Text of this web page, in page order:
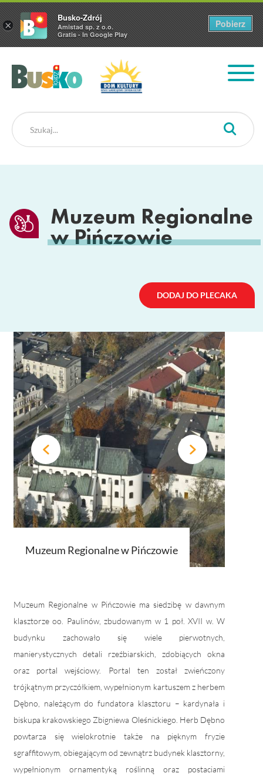
Busko Zdrój
Muzeum Regionalne
w Pińczowie
DODAJ DO PLECAKA
Muzeum Regionalne w Pińczowie
Muzeum Regionalne w Pińczowie ma siedzibę w dawnym
klasztorze oo. Paulinów, zbudowanym w 1 poł. XVII w. W
budynku zachowało się wiele pierwotnych,
manierystycznych detali rzeźbiarskich, zdobiących okna
oraz portal wejściowy. Portal ten został zwieńczony
trójkątnym przyczółkiem, wypełnionym kartuszem z herbem
Dębno, należącym do fundatora klasztoru – kardynała i
biskupa krakowskiego Zbigniewa Oleśnickiego. Herb Dębno
powtarza się wielokrotnie także na pięknym fryzie
sgraffitowym, obiegającym od zewnątrz budynek klasztorny,
wypełnionym ornamentyką roślinną oraz postaciami
×
Busko-Zdrój
Amistad sp. z o.o.
Gratis - In Google Play
Pobierz